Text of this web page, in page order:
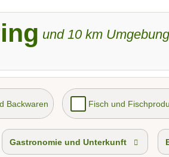
und10 km Umgebung
Backwaren Fisch und
Gastronomie und Unterkunft